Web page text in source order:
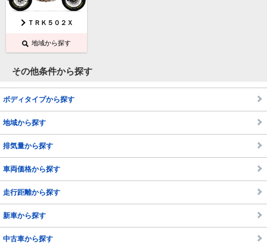
ＴＲＫ５０２Ｘ
地域から探す
その他条件から探す
ボディタイプから探す
地域から探す
排気量から探す
車両価格から探す
走行距離から探す
新車から探す
中古車から探す